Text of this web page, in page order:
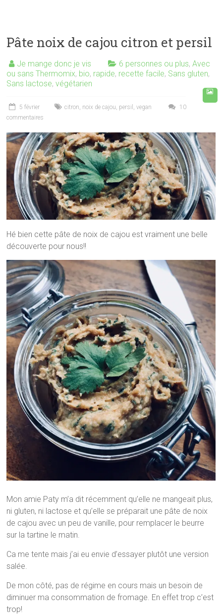
Pâte noix de cajou citron et persil
Je mange donc je vis 6 personnes ou plus,Avec
ou sans Thermomix, bio, rapide, recette facile, Sans gluten,
Sans lactose,végétarien
5 février citron, noix de cajou, persil ,vegan
10
commentaires
Hé bien cette pâte de noix de cajou est vraiment une belle
découverte pour nous!!
Mon amie Paty m’a dit récemment qu’elle ne mangeait plus,
ni gluten, ni lactose et qu’elle se préparait une pâte de noix
de cajou avec un peu de vanille, pour remplacer le beurre
sur la tartine le matin.
Ca me tente mais j’ai eu envie d’essayer plutôt une version
salée.
De mon côté, pas de régime en cours mais un besoin de
diminuer ma consommation de fromage. En effet trop c’est
trop!